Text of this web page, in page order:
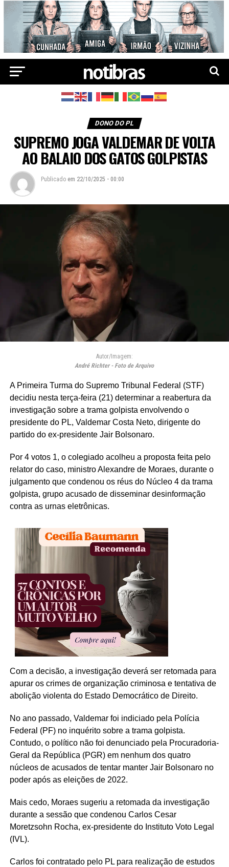
DONO DO PL
SUPREMO JOGA VALDEMAR DE VOLTA
AO BALAIO DOS GATOS GOLPISTAS
Publicado em 22/10/2025 - 00:00
Autor/Imagem:
André Richter - Foto de Arquivo
A Primeira Turma do Supremo Tribunal Federal (STF)
decidiu nesta terça-feira (21) determinar a reabertura da
investigação sobre a trama golpista envolvendo o
presidente do PL, Valdemar Costa Neto, dirigente do
partido do ex-presidente Jair Bolsonaro.
Por 4 votos 1, o colegiado acolheu a proposta feita pelo
relator do caso, ministro Alexandre de Moraes, durante o
julgamento que condenou os réus do Núcleo 4 da trama
golpista, grupo acusado de disseminar desinformação
contra as urnas eletrônicas.
Com a decisão, a investigação deverá ser retomada para
apurar os crimes de organização criminosa e tentativa de
abolição violenta do Estado Democrático de Direito.
No ano passado, Valdemar foi indiciado pela Polícia
Federal (PF) no inquérito sobre a trama golpista.
Contudo, o político não foi denunciado pela Procuradoria-
Geral da República (PGR) em nenhum dos quatro
núcleos de acusados de tentar manter Jair Bolsonaro no
poder após as eleições de 2022.
Mais cedo, Moraes sugeriu a retomada da investigação
durante a sessão que condenou Carlos Cesar
Moretzsohn Rocha, ex-presidente do Instituto Voto Legal
(IVL).
Carlos foi contratado pelo PL para realização de estudos